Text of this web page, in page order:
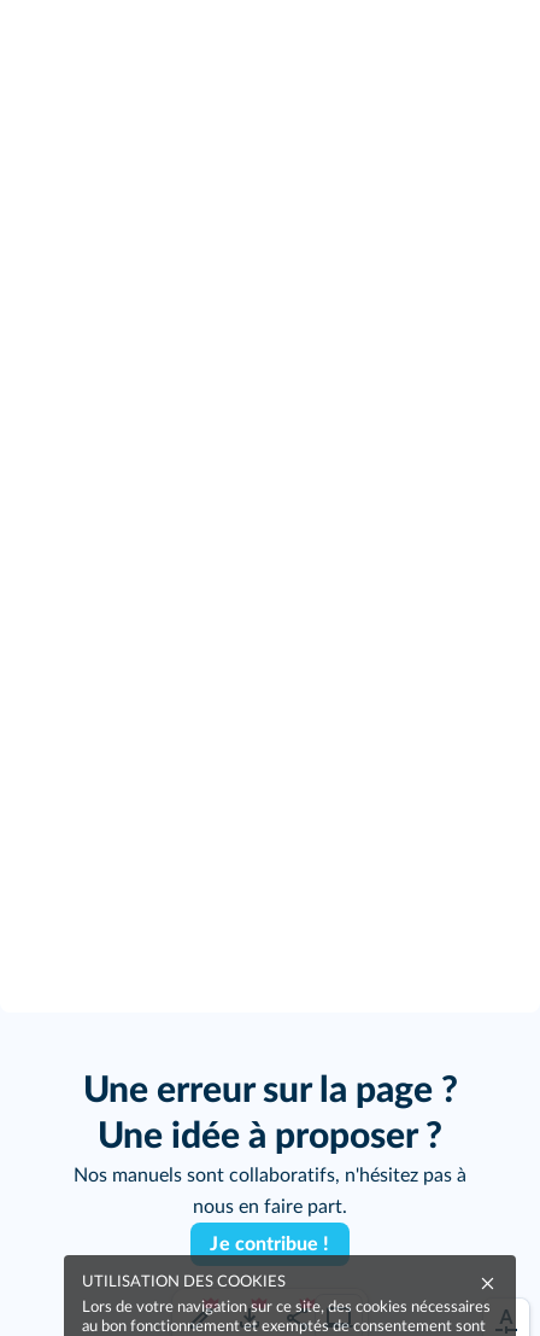
Une erreur sur la page ?
Une idée à proposer ?
Nos manuels sont collaboratifs, n'hésitez pas à
nous en faire part.
Je contribue !
UTILISATION DES COOKIES
Lors de votre navigation sur ce site, des cookies nécessaires
au bon fonctionnement et exemptés de consentement sont